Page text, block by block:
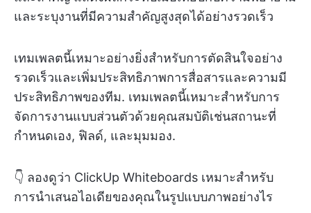
และระบุงานที่มีความสำคัญสูงสุดได้อย่างรวดเร็ว
เทมเพลตนี้เหมาะอย่างยิ่งสำหรับการตัดสินใจอย่าง
รวดเร็วและเพิ่มประสิทธิภาพการสื่อสารและความมี
ประสิทธิภาพของทีม. เทมเพลตนี้เหมาะสำหรับการ
จัดการงานแบบส่วนตัวด้วยคุณสมบัติเช่นสถานะที่
กำหนดเอง, ฟิลด์, และมุมมอง.
👇 ลองดูว่า ClickUp Whiteboards เหมาะสำหรับ
การนำเสนอไอเดียของคุณในรูปแบบภาพอย่างไร